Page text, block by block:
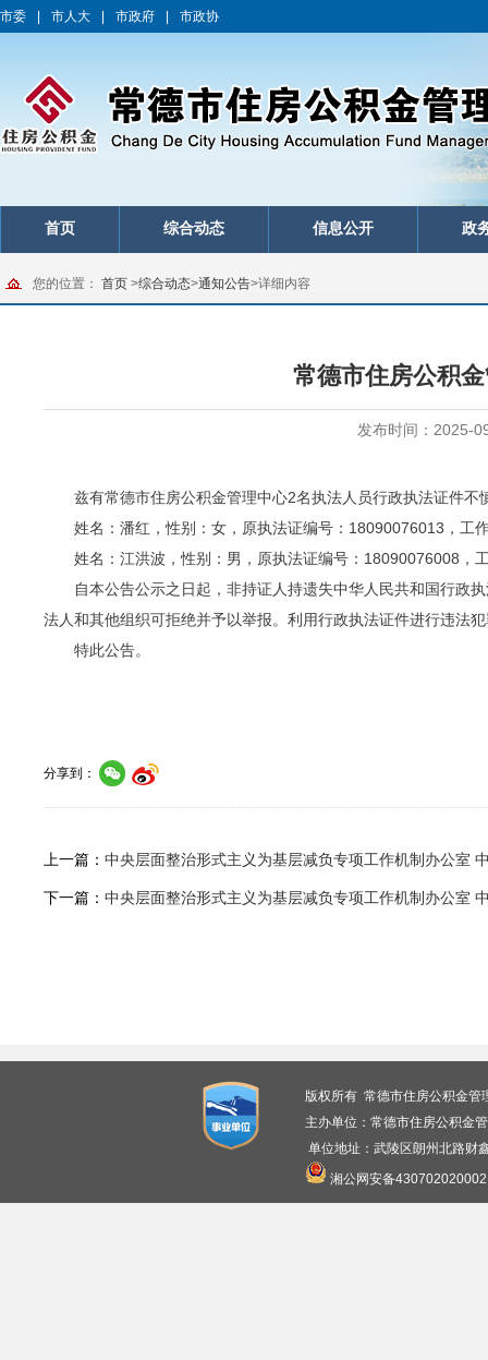
市委 市人大 市政府 市政协
首页 综合动态 信息公开 政
您的位置： 首页 >综合动态>通知公告>详细内容
常德市住房公积
发布时间：2025-
兹有常德市住房公积金管理中心2名执法人员行政执法证件不
姓名：潘红，性别：女，原执法证编号：18090076013，工
姓名：江洪波，性别：男，原执法证编号：18090076008，
自本公告公示之日起，非持证人持遗失中华人民共和国行政执
法人和其他组织可拒绝并予以举报。利用行政执法证件进行违法
特此公告。
分享到：
上一篇： 中央层面整治形式主义为基层减负专项工作机制办公室
下一篇： 中央层面整治形式主义为基层减负专项工作机制办公室
版权所有 常德市住房公积金
主办单位：常德市住房公积金
单位地址：武陵区朗州北路
湘公网安备